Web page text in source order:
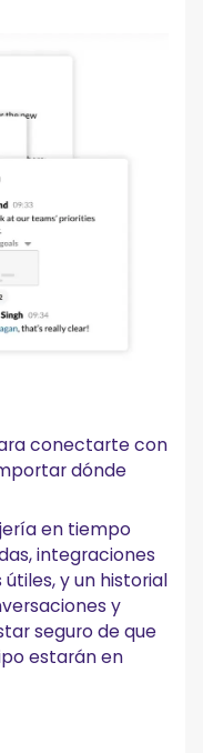
conectarte con
dónde
en tiempo
integraciones
y un historial
y
seguro de que
estarán en